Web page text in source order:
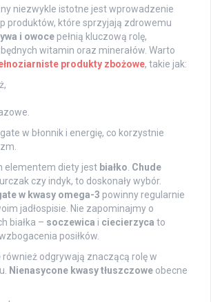
niezwykle istotne jest wprowadzenie
produktów, które sprzyjają zdrowemu
i owoce pełnią kluczową rolę,
witamin oraz minerałów. Warto
produkty zbożowe, takie jak:
w błonnik i energię, co korzystnie
elementem diety jest białko Chude
czy indyk, to doskonały wybór.
w kwasy omega-3 powinny regularnie
jadłospisie. Nie zapominajmy o
białka – soczewica i ciecierzyca to
posiłków.
również odgrywają znaczącą rolę w
Nienasycone kwasy tłuszczowe obecne